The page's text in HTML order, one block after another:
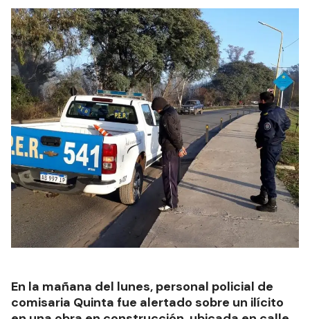
En la mañana del lunes, personal policial de
comisaria Quinta fue alertado sobre un ilícito